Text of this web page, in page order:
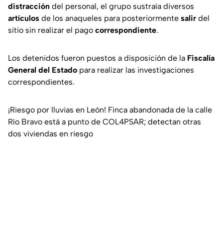
distracción del personal, el grupo sustraía diversos
artículos de los anaqueles para posteriormente salir del
sitio sin realizar el pago correspondiente.
Los detenidos fueron puestos a disposición de la Fiscalía
General del Estado para realizar las investigaciones
correspondientes.
¡Riesgo por lluvias en León! Finca abandonada de la calle
Río Bravo está a punto de COL4PSAR; detectan otras
dos viviendas en riesgo